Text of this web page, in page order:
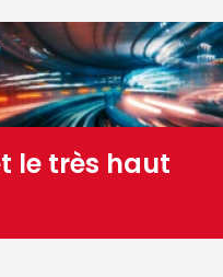
le très haut